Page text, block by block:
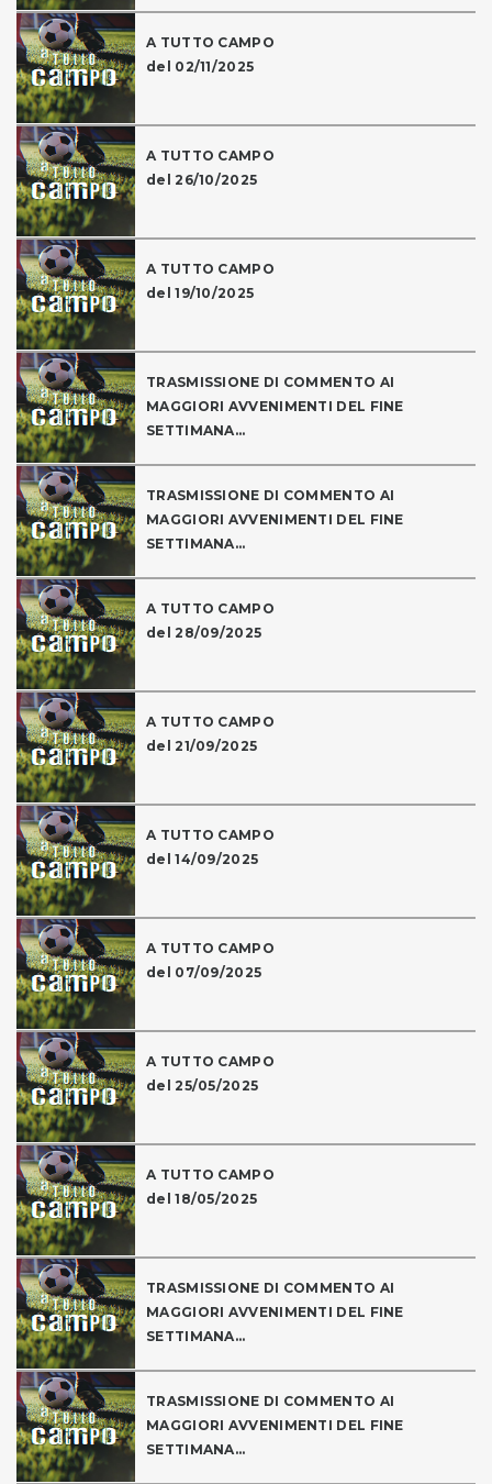
A TUTTO CAMPO
del 02/11/2025
A TUTTO CAMPO
del 26/10/2025
A TUTTO CAMPO
del 19/10/2025
TRASMISSIONE DI COMMENTO AI
MAGGIORI AVVENIMENTI DEL FINE
SETTIMANA...
TRASMISSIONE DI COMMENTO AI
MAGGIORI AVVENIMENTI DEL FINE
SETTIMANA...
A TUTTO CAMPO
del 28/09/2025
A TUTTO CAMPO
del 21/09/2025
A TUTTO CAMPO
del 14/09/2025
A TUTTO CAMPO
del 07/09/2025
A TUTTO CAMPO
del 25/05/2025
A TUTTO CAMPO
del 18/05/2025
TRASMISSIONE DI COMMENTO AI
MAGGIORI AVVENIMENTI DEL FINE
SETTIMANA...
TRASMISSIONE DI COMMENTO AI
MAGGIORI AVVENIMENTI DEL FINE
SETTIMANA...